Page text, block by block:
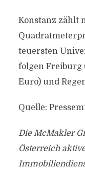
Konstanz zählt
teuersten
folgen Freiburg
Euro) und
Quelle:
Die McMakler
Österreich